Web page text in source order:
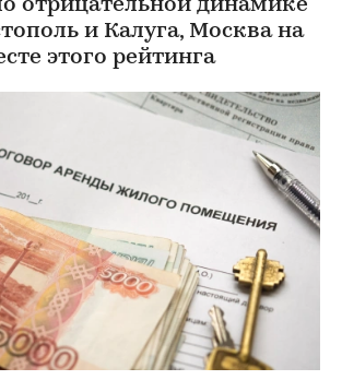
отрицательной динамике
и Калуга, Москва на
этого рейтинга